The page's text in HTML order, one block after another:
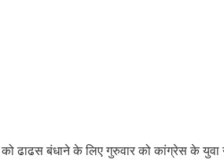
ढाढस बंधाने के लिए गुरुवार को कांग्रेस के युवा